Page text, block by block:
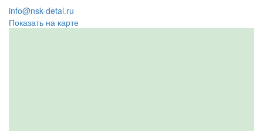
info@nsk-detal.ru
Показать на карте